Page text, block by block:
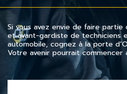
Si vous avez envie de faire partie
et avant-gardiste de techniciens
automobile, cognez à la porte
Votre avenir pourrait commencer